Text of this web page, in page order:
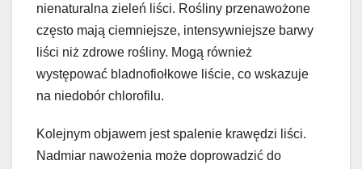
nienaturalna zieleń liści. Rośliny przenawożone
często mają ciemniejsze, intensywniejsze barwy
liści niż zdrowe rośliny. Mogą również
występować bladnofiołkowe liście, co wskazuje
na niedobór chlorofilu.
Kolejnym objawem jest spalenie krawędzi liści.
Nadmiar nawożenia może doprowadzić do